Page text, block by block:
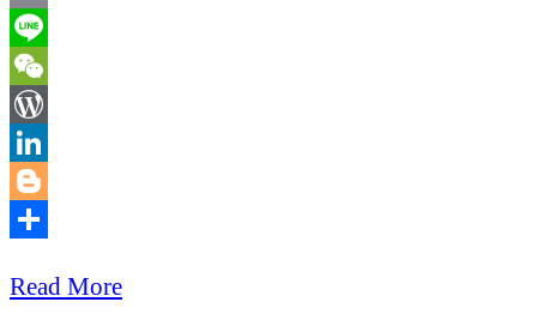
Email
Line
WeChat
WordPress
LinkedIn
Blogger
享
Read More